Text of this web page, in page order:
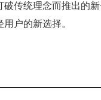
破传统理念而推出
户的新选择。